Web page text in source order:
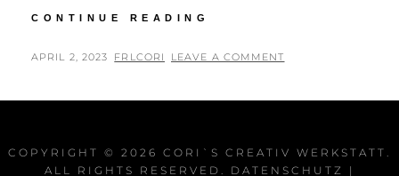
CONTINUE READING
BEIN
POSTED
APRIL 2, 2023 BY
FRLCORI LEAVE A COMMENT
COPYRIGHT © 2026 CORI`S CREATIV WERKSTATT .
ALL RIGHTS RESERVED. DATENSCHUTZ |